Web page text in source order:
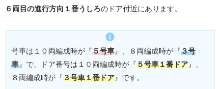
６両目の進行方向１番うしろのドア付近にあります。
号車は１０両編成時が『５号車 』、８両編成時が『３号
車 』で、ドア番号は１０両編成時が『５号車１番ドア 』、
８両編成時が『３号車１番ドア 』です。